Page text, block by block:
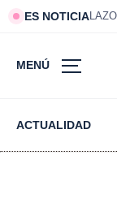
ES NOTICIA
MENÚ
ACTUALIDAD